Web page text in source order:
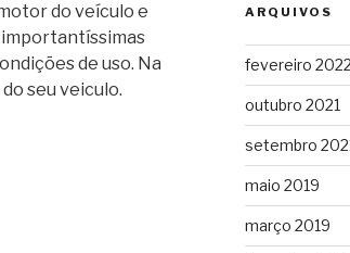
do veículo e
de uso. Na
seu veiculo.
ARQUIVOS
fevereiro 2022
outubro 2021
setembro
maio 2019
março 2019